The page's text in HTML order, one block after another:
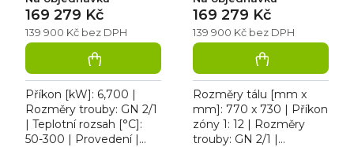
139 900 Kč bez DPH
169 279 Kč
Příkon [kW]: 6,700 |
Rozměry trouby: GN 2/1
| Teplotní rozsah [°C]:
50-300 | Provedení |
139 900 Kč bez DPH
169 279 Kč
Rozměry tálu [mm x
mm]: 770 x 730 | Příkon
zóny 1: 12 | Rozměry
trouby: GN 2/1 |